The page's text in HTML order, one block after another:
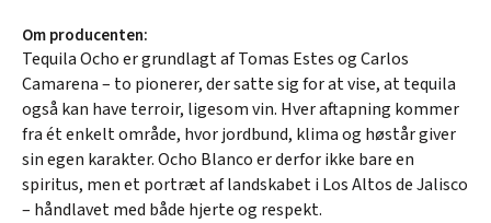
Om producenten:
Tequila Ocho er grundlagt af Tomas Estes og Carlos
Camarena – to pionerer, der satte sig for at vise, at tequila
også kan have terroir, ligesom vin. Hver aftapning kommer
fra ét enkelt område, hvor jordbund, klima og høstår giver
sin egen karakter. Ocho Blanco er derfor ikke bare en
spiritus, men et portræt af landskabet i Los Altos de Jalisco
– håndlavet med både hjerte og respekt.